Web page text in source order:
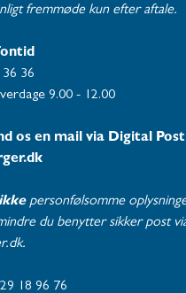
fremmøde kun efter aftale.
36
9.00 - 12.00
os en mail via Digital
ikke personfølsomme
du benytter sikker post
18 96 76